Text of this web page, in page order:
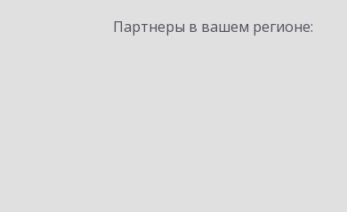
Партнеры в вашем регионе: